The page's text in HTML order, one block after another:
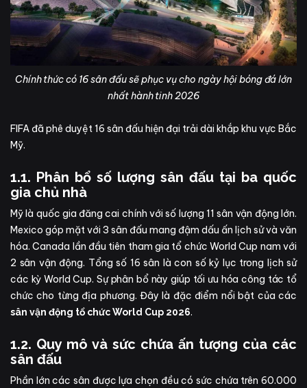
Chính thức có 16 sân đấu sẽ phục vụ cho ngày hội bóng đá lớn
nhất hành tinh 2026
FIFA đã phê duyệt 16 sân đấu hiện đại trải dài khắp khu vực Bắc
Mỹ.
1.1. Phân bổ số lượng sân đấu tại ba quốc
gia chủ nhà
Mỹ là quốc gia đăng cai chính với số lượng 11 sân vận động lớn.
Mexico góp mặt với 3 sân đấu mang đậm dấu ấn lịch sử và văn
hóa. Canada lần đầu tiên tham gia tổ chức World Cup nam với
2 sân vận động. Tổng số 16 sân là con số kỷ lục trong lịch sử
các kỳ World Cup. Sự phân bổ này giúp tối ưu hóa công tác tổ
chức cho từng địa phương. Đây là đặc điểm nổi bật của các
sân vận động tổ chức World Cup 2026.
1.2. Quy mô và sức chứa ấn tượng của các
sân đấu
Phần lớn các sân được lựa chọn đều có sức chứa trên 60.000